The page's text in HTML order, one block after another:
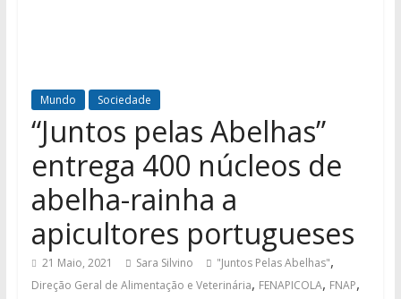
Mundo Sociedade
“Juntos pelas Abelhas”
entrega 400 núcleos de
abelha-rainha a
apicultores portugueses
21 Maio, 2021 Sara Silvino "Juntos Pelas Abelhas",
Direção Geral de Alimentação e Veterinária, FENAPICOLA, FNAP,